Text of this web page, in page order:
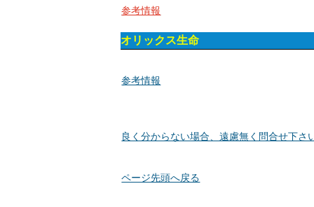
参考情報
オリックス生命
参考情報
良く分からない場合、遠慮無く問合せ下さ
ページ先頭へ戻る